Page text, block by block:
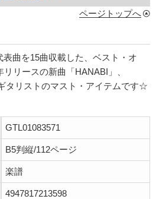
ページトップへ
曲を15曲収載した、ベスト・オ
リースの新曲「HANABI」、
タリストのマスト・アイテムです☆
GTL01083571
B5判縦/112ページ
楽譜
4947817213598